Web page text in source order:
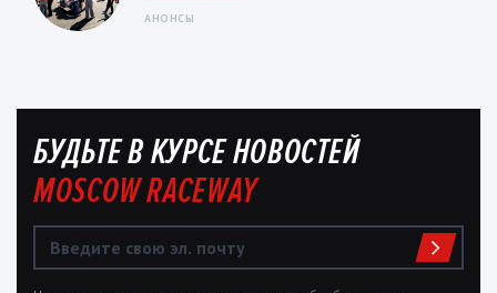
АНОНСЫ
БУДЬТЕ В КУРСЕ НОВОСТЕЙ
MOSCOW RACEWAY